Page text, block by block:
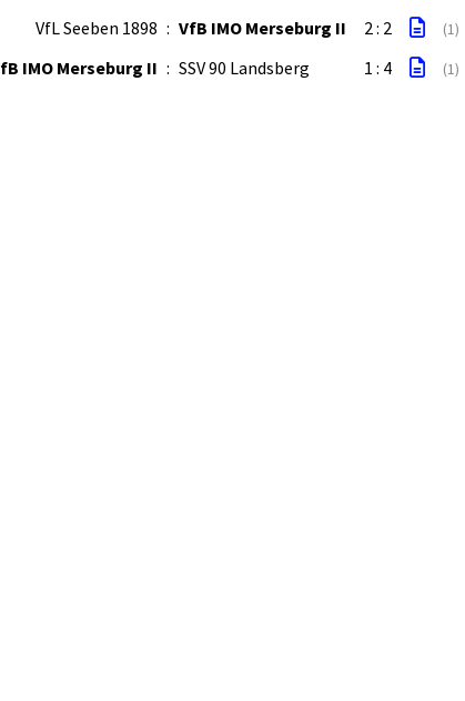
VfL Seeben 1898 : VfB IMO Merseburg II 2 : 2 (1)
IMO Merseburg II : SSV 90 Landsberg 1 : 4 (1)